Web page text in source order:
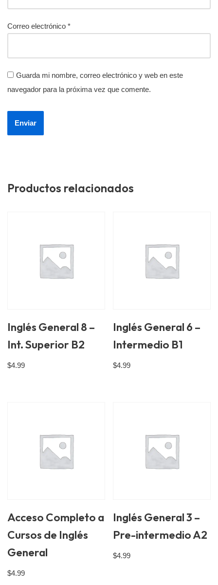
Correo electrónico *
Guarda mi nombre, correo electrónico y web en este
navegador para la próxima vez que comente.
Productos relacionados
Inglés General 8 –
Int. Superior B2
$4.99
Inglés General 6 –
Intermedio B1
$4.99
Acceso Completo a
Cursos de Inglés
General
$4.99
Inglés General 3 –
Pre-intermedio A2
$4.99